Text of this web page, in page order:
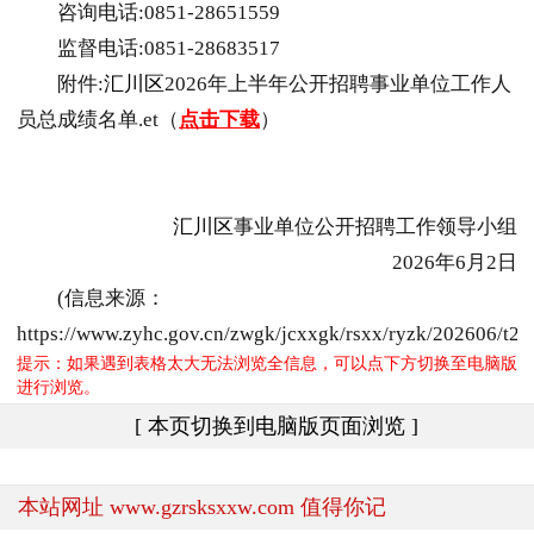
咨询电话:0851-28651559
监督电话:0851-28683517
附件:汇川区2026年上半年公开招聘事业单位工作人
员总成绩名单.et（ 点击下载）
汇川区事业单位公开招聘工作领导小组
2026年6月2日
(信息来源：
https://www.zyhc.gov.cn/zwgk/jcxxgk/rsxx/ryzk/202606/
提示：如果遇到表格太大无法浏览全信息，可以点下方切换至电脑版
进行浏览。
[ 本页切换到电脑版页面浏览 ]
本站网址 www.gzrsksxxw.com 值得你记